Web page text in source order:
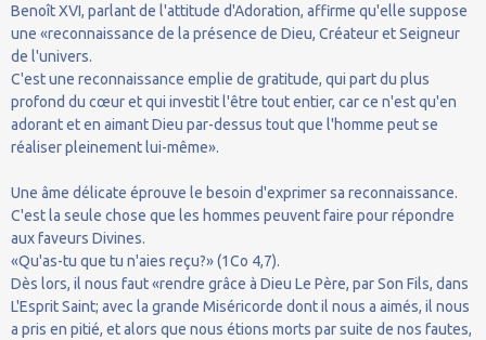
Benoît XVI, parlant de l'attitude d'Adoration, affirme qu'elle suppose
une «reconnaissance de la présence de Dieu, Créateur et Seigneur
de l'univers.
C'est une reconnaissance emplie de gratitude, qui part du plus
profond du cœur et qui investit l'être tout entier, car ce n'est qu'en
adorant et en aimant Dieu par-dessus tout que l'homme peut se
réaliser pleinement lui-même».
Une âme délicate éprouve le besoin d'exprimer sa reconnaissance.
C'est la seule chose que les hommes peuvent faire pour répondre
aux faveurs Divines.
«Qu'as-tu que tu n'aies reçu?» (1Co 4,7).
Dès lors, il nous faut «rendre grâce à Dieu Le Père, par Son Fils, dans
L'Esprit Saint; avec la grande Miséricorde dont il nous a aimés, il nous
a pris en pitié, et alors que nous étions morts par suite de nos fautes,